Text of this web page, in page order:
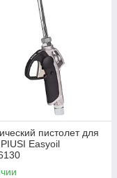
пистолет для
Easyoil